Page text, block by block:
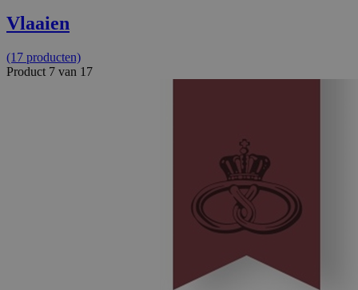
Vlaaien
(17 producten)
Product 7 van 17